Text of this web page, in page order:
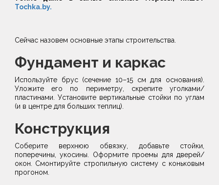
Tochka.by.
Сейчас назовем основные этапы строительства.
Фундамент и каркас
Используйте брус (сечение 10–15 см для основания).
Уложите его по периметру, скрепите уголками/
пластинами. Установите вертикальные стойки по углам
(и в центре для больших теплиц).
Конструкция
Соберите верхнюю обвязку, добавьте стойки,
поперечины, укосины. Оформите проемы для дверей/
окон. Смонтируйте стропильную систему с коньковым
прогоном.